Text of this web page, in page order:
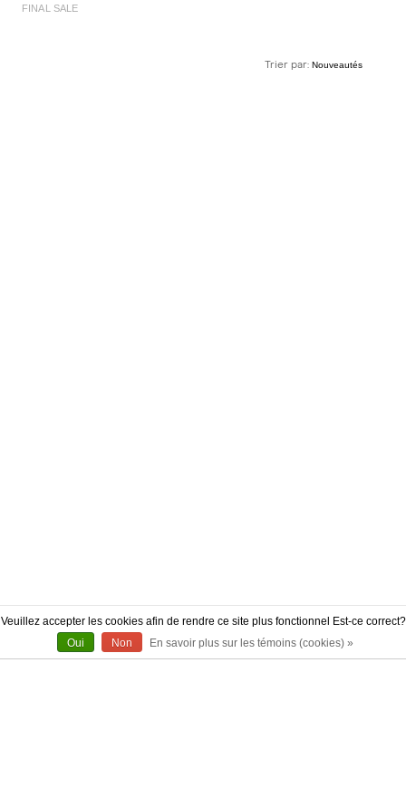
FINAL SALE
Trier par:
À PROPOS
Veuillez accepter les cookies afin de rendre ce site plus fonctionnel Est-ce correct?
Oui
Non En savoir plus sur les témoins (cookies) »